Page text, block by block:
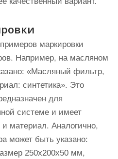
маркировки
Например, на масляном
«Масляный фильтр,
синтетика». Это
для
системе и имеет
материал. Аналогично,
может быть указано:
250x200x50 мм,